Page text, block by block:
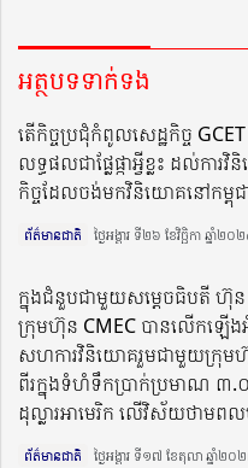
អត្ថបទទាក់ទង
តើកិច្ចប្រជុំកំពូលសេដ្ឋកិច្ច
លទ្ធផលជាផ្លែផ្កាអ្វីខ្លះ ដល់ការ
កិច្ចដែលចង់មកវិនិយោគនៅកម្ពុជ
ព័ត៌មានជាតិ ថ្ងៃអង្គារ ទី២៦ ខែវិច្ឆិកា ឆ្នាំ២០
ក្នុងជំនួបជាមួយសម្តេចធិបតី ហ៊ុ
ក្រុមហ៊ុន CMEC បានលើកឡើង
សហការវិនិយោគរួមជាមួយក្រុម
ពីរក្នុងទំហំទឹកប្រាក់ប្រមាណ ៣
ដុល្លារអាមេរិក លើវិស័យថាមព
ព័ត៌មានជាតិ ថ្ងៃអង្គារ ទី១៧ ខែតុលា ឆ្នាំ២០